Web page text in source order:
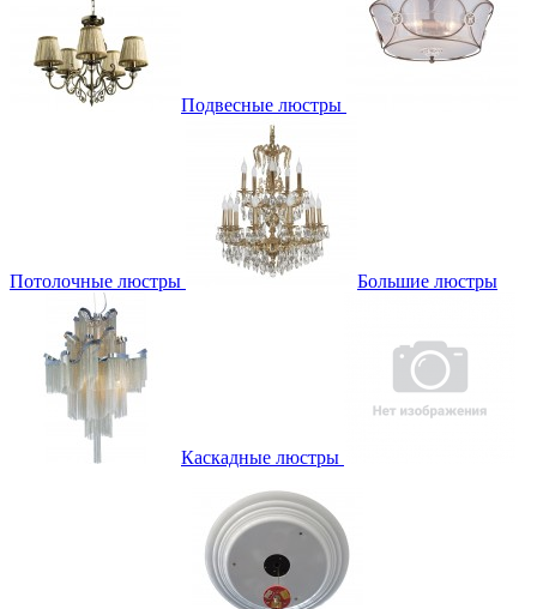
Подвесные люстры
Потолочные люстры Большие люстры
Каскадные люстры